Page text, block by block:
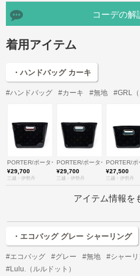
コーデの解
着用アイテム
・ハンドバッグ カーキ
#ハンドバッグ #カーキ #無地 #GRL（
PORTER/ポーター
¥29,700
三越・伊勢丹
PORTER/ポーター
¥29,700
三越・伊勢丹
PORTER/ポ
¥27,500
三越・伊勢丹
アイテム情報を
・エコバッグ グレー シャーリング
#エコバッグ #グレー #無地
#シャー
#Lulu.（ルルドット）